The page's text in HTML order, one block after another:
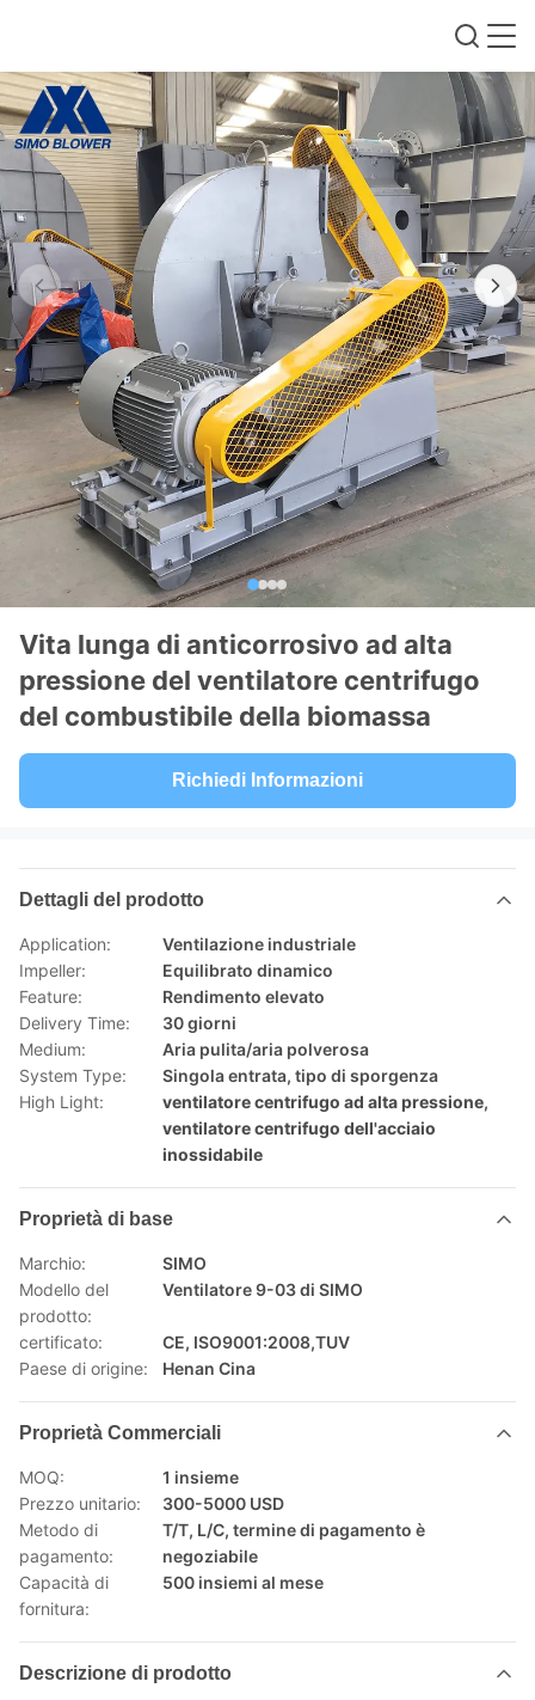
Vita lunga di anticorrosivo ad alta
pressione del ventilatore centrifugo
del combustibile della biomassa
Richiedi Informazioni
Dettagli del prodotto
Application:
Ventilazione industriale
Impeller:
Equilibrato dinamico
Feature:
Rendimento elevato
Delivery Time:
30 giorni
Medium:
Aria pulita/aria polverosa
System Type:
Singola entrata, tipo di sporgenza
High Light:
ventilatore centrifugo ad alta pressione,
ventilatore centrifugo dell'acciaio
inossidabile
Proprietà di base
Marchio:
SIMO
Modello del
prodotto:
Ventilatore 9-03 di SIMO
certificato:
CE, ISO9001:2008,TUV
Paese di origine:
Henan Cina
Proprietà Commerciali
MOQ:
1 insieme
Prezzo unitario:
300-5000 USD
Metodo di
pagamento:
T/T, L/C, termine di pagamento è
negoziabile
Capacità di
fornitura:
500 insiemi al mese
Descrizione di prodotto